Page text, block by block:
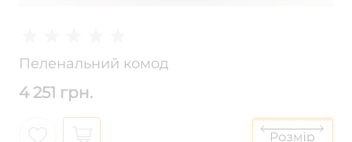
Пеленальний комод
4 251 грн.